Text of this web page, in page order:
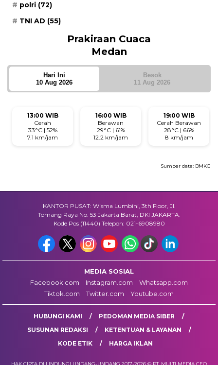
polri (72)
TNI AD (55)
Prakiraan Cuaca
Medan
Hari Ini
10 Aug 2026
Besok
11 Aug 2026
13:00 WIB
Cerah
33°C | 52%
7.1 km/jam
16:00 WIB
Berawan
29°C | 61%
12.2 km/jam
19:00 WIB
Cerah Berawan
28°C | 66%
8 km/jam
Sumber data: BMKG
KANTOR PUSAT: Wisma Lumbini, 3th Floor, Jl.
Tomang Raya No. 53 Jakarta Barat, DKI JAKARTA.
Kode Pos (11440) Telepon: 021-6908980
MEDIA SOSIAL
Facebook.com
Instagram.com
Whatsapp.com
Tiktok.com
Twitter.com Youtube.com
HUBUNGI KAMI
PEDOMAN MEDIA SIBER
SUSUNAN REDAKSI
KETENTUAN & LAYANAN
KODE ETIK
HARGA IKLAN